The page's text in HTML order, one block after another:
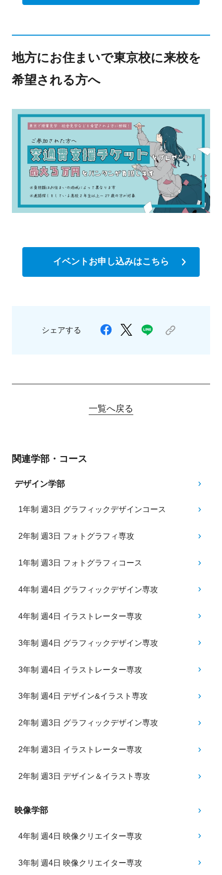
地方にお住まいで東京校に来校を
希望される方へ
イベントお申し込みはこちら
シェアする
一覧へ戻る
関連学部・コース
デザイン学部
1年制 週3日 グラフィックデザインコース
2年制 週3日 フォトグラフィ専攻
1年制 週3日 フォトグラフィコース
4年制 週4日 グラフィックデザイン専攻
4年制 週4日 イラストレーター専攻
3年制 週4日 グラフィックデザイン専攻
3年制 週4日 イラストレーター専攻
3年制 週4日 デザイン&イラスト専攻
2年制 週3日 グラフィックデザイン専攻
2年制 週3日 イラストレーター専攻
2年制 週3日 デザイン＆イラスト専攻
映像学部
4年制 週4日 映像クリエイター専攻
3年制 週4日 映像クリエイター専攻